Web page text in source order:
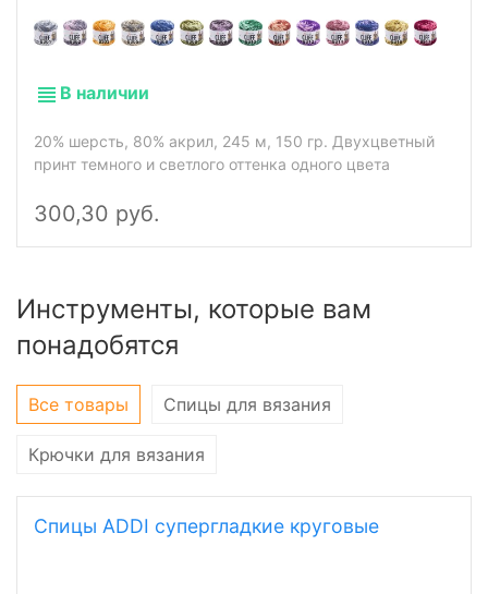
В наличии
20% шерсть, 80% акрил, 245 м, 150 гр. Двухцветный
принт темного и светлого оттенка одного цвета
300,30 руб.
Инструменты, которые вам
понадобятся
Все товары Спицы для вязания
Крючки для вязания
Спицы ADDI супергладкие круговые